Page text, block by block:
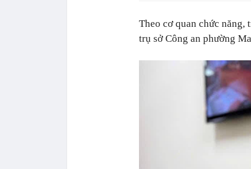
Theo cơ quan chức năng,
trụ sở Công an phường